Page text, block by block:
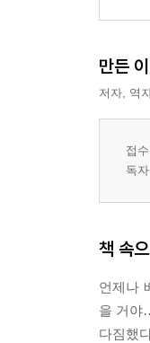
만든
저자, 역
접
독
책 속
언제나
을 거야
다짐했